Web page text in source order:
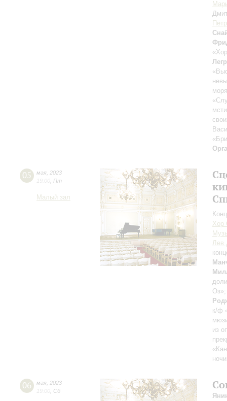
05 мая 2023
19:00 Пт
Малый зал
Хор
Лев
к/ф
из
06 мая 2023
19:00 Сб